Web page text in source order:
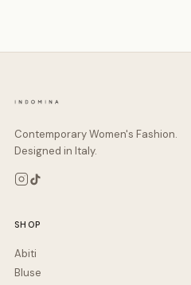
Contemporary Women's Fashion.
Designed in Italy.
SHOP
Abiti
Bluse